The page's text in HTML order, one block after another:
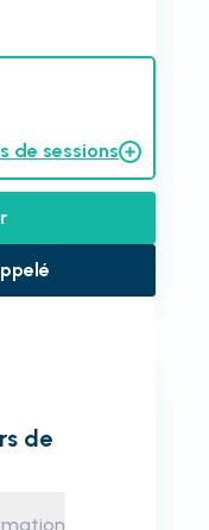
de sessions
de